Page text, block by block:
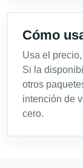
Cómo
Usa el
Si la
otros
intención de
cero.